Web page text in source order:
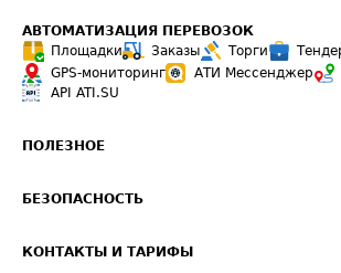
АВТОМАТИЗАЦИЯ ПЕРЕВОЗОК
Площадки
Заказы Торги
GPS-мониторинг
АТИ Мессенджер
API ATI.SU
ПОЛЕЗНОЕ
Звезды ATI.SU на вашем сайте
БЕЗОПАСНОСТЬ
КОНТАКТЫ И ТАРИФЫ